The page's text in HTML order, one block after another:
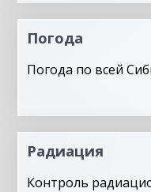
Погода
Погода по всей
Радиация
Контроль